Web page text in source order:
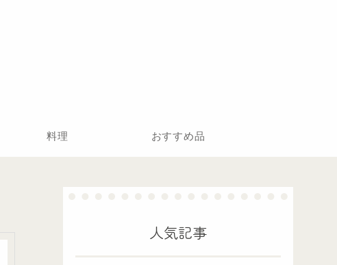
料理 おすすめ品
人気記事